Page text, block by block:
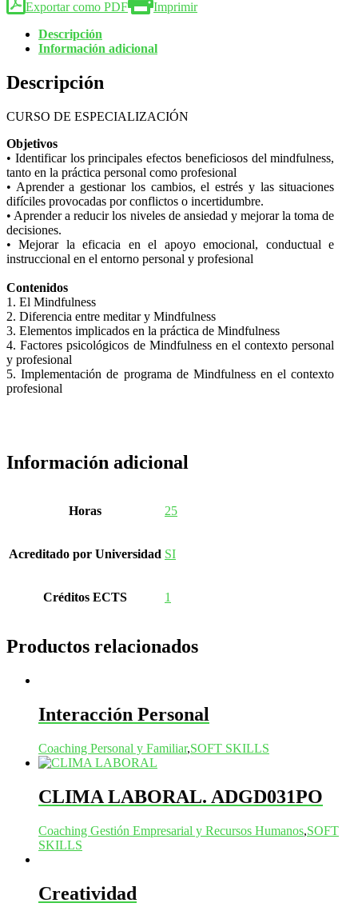
Exportar como PDF
Imprimir
Descripción
Información adicional
Descripción
CURSO DE ESPECIALIZACIÓN
Objetivos
• Identificar los principales efectos beneficiosos del mindfulness,
tanto en la práctica personal como profesional
• Aprender a gestionar los cambios, el estrés y las situaciones
difíciles provocadas por conflictos o incertidumbre.
• Aprender a reducir los niveles de ansiedad y mejorar la toma de
decisiones.
• Mejorar la eficacia en el apoyo emocional, conductual e
instruccional en el entorno personal y profesional
Contenidos
1. El Mindfulness
2. Diferencia entre meditar y Mindfulness
3. Elementos implicados en la práctica de Mindfulness
4. Factores psicológicos de Mindfulness en el contexto personal
y profesional
5. Implementación de programa de Mindfulness en el contexto
profesional
Información adicional
Horas 25
Acreditado por Universidad SI
Créditos ECTS 1
Productos relacionados
Interacción Personal
Coaching Personal y Familiar,SOFT SKILLS
CLIMA LABORAL. ADGD031PO
Coaching Gestión Empresarial y Recursos Humanos,SOFT
SKILLS
Creatividad